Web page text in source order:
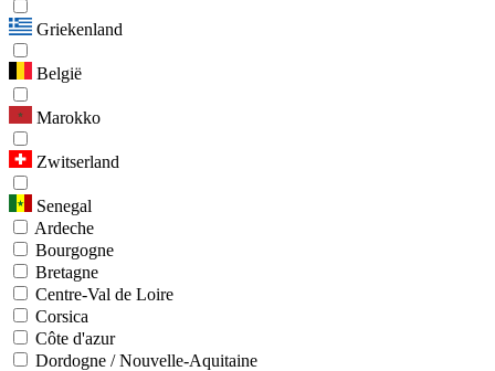
Griekenland
België
Marokko
Zwitserland
Senegal
Ardeche
Bourgogne
Bretagne
Centre-Val de Loire
Corsica
Côte d'azur
Dordogne / Nouvelle-Aquitaine